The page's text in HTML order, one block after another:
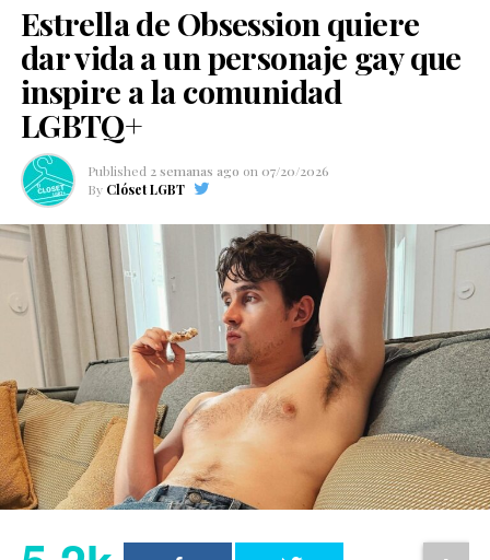
Estrella de Obsession quiere
dar vida a un personaje gay que
inspire a la comunidad
LGBTQ+
Published 2 semanas ago on 07/20/2026
By Clóset LGBT